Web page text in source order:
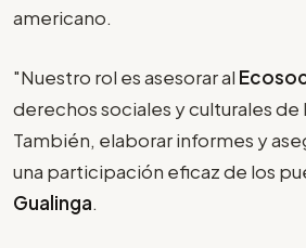
americano.
"Nuestro rol es asesorar al
derechos sociales y culturales de
También, elaborar informes y
una participación eficaz de los
Gualinga.